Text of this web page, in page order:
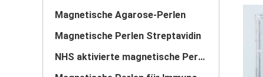
Magnetische Agarose-Perlen
Magnetische Perlen Streptavidin
NHS aktivierte magnetische Perlen